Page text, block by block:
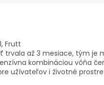
Frutt
až 3 mesiace, tým je
kombináciou vôňa
užívateľov i životné